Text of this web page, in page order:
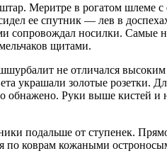
Меритре в рогатом шлеме с
ее спутник — лев в
сопровождал носилки. Самые
щитами.
не отличался
украшали золотые розетки.
обнажено. Руки выше кистей и
подальше от ступенек.
по коврам кожаными